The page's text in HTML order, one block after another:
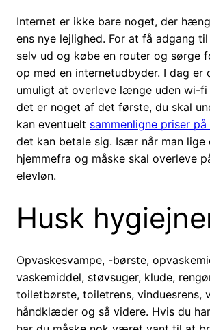
Internet er ikke bare noget, der
ens nye lejlighed. For at få adgang
selv ud og købe en router og sørge
op med en internetudbyder. I dag er
umuligt at overleve længe uden wi-fi
det er noget af det første, du skal
kan eventuelt sammenligne priser
det kan betale sig. Især når man
hjemmefra og måske skal overleve
elevløn.
Husk
Opvaskesvampe, -børste,
vaskemiddel, støvsuger, klude,
toiletbørste, toiletrens, vinduesrens,
håndklæder og så videre. Hvis du